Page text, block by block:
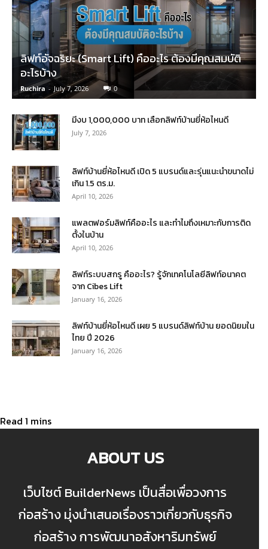
ลิฟท์อัจฉริยะ (Smart Lift) คืออะไร ต้องมีคุณสมบัติ
อะไรบ้าง
Ruchira - July 7, 2026 0
มีงบ 1,000,000 บาท เลือกลิฟท์บ้านยี่ห้อไหนดี
July 7, 2026
ลิฟท์บ้านยี่ห้อไหนดี เปิด 5 แบรนด์และรุ่นแนะนำขนาดไม่
เกิน 1.5 ตร.ม.
April 10, 2026
แพลตฟอร์มลิฟท์คืออะไร และทำไมถึงเหมาะกับการติด
ตั้งในบ้าน
April 10, 2026
ลิฟท์ระบบสกรู คืออะไร? รู้จักเทคโนโลยีลิฟท์อนาคต
จาก Cibes Lift
January 16, 2026
ลิฟท์บ้านยี่ห้อไหนดี เผย 5 แบรนด์ลิฟท์บ้าน ยอดนิยมใน
ไทย ปี 2026
January 16, 2026
ABOUT US
เว็บไซต์ BuilderNews เป็นสื่อเพื่อวงการ
ก่อสร้าง มุ่งนำเสนอเรื่องราวเกี่ยวกับธุรกิจ
ก่อสร้าง การพัฒนาอสังหาริมทรัพย์